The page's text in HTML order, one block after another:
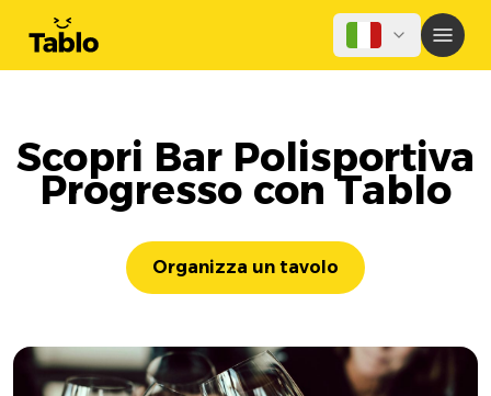
Scopri Bar Polisportiva
Progresso con Tablo
Organizza un tavolo